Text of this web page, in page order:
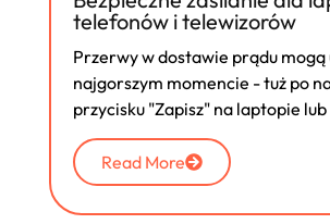
telefonów i telewizorów
Przerwy w dostawie prądu mogą
najgorszym momencie - tuż po
przycisku "Zapisz" na laptopie lub
Read More